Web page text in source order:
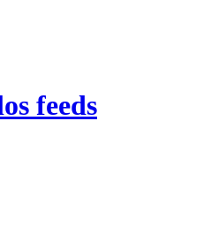
feeds